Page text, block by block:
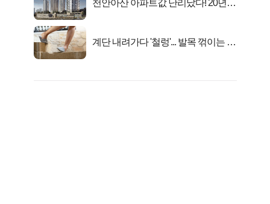
천안아산 아파트값 난리났다! 20년
계단 내려가다 '철렁'... 발목 꺾이는 이